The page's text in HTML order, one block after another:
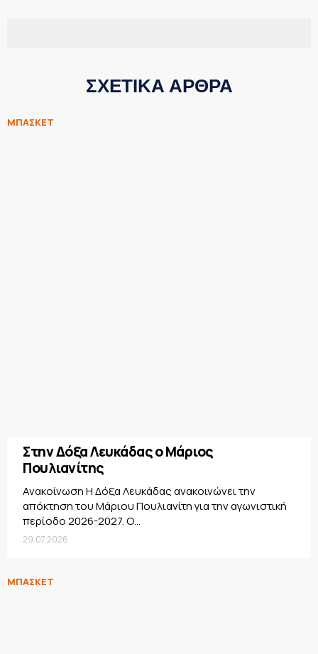
ΣΧΕΤΙΚΑ ΑΡΘΡΑ
ΜΠΑΣΚΕΤ
Στην Δόξα Λευκάδας ο Μάριος
Πουλιανίτης
Ανακοίνωση Η Δόξα Λευκάδας ανακοινώνει την
απόκτηση του Μάριου Πουλιανίτη για την αγωνιστική
περίοδο 2026-2027. Ο...
29.07.2026
ΜΠΑΣΚΕΤ